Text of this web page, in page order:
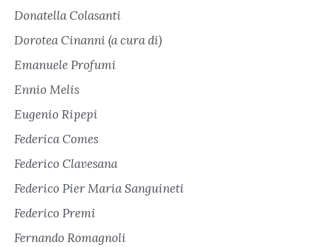
Donatella Colasanti
Dorotea Cinanni (a cura di)
Emanuele Profumi
Ennio Melis
Eugenio Ripepi
Federica Comes
Federico Clavesana
Federico Pier Maria Sanguineti
Federico Premi
Fernando Romagnoli